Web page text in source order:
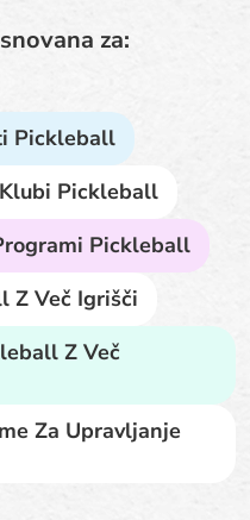
za:
Pickleball
Pickleball
Pickleball
Z Več Igrišči
Z Več
Za Upravljanje